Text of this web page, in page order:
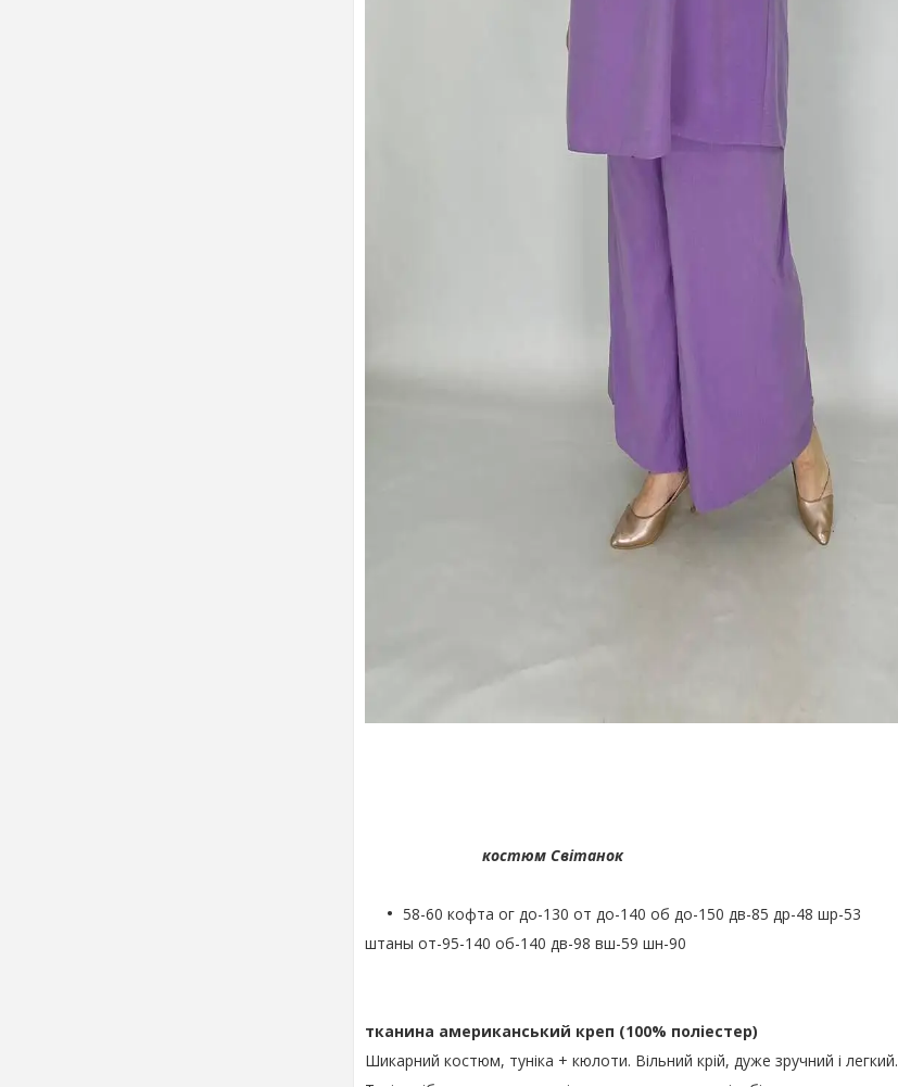
костюм Світанок
58-60 кофта ог до-130 от до-140 об до-150 дв-85 др-48 шр-53
штаны от-95-140 об-140 дв-98 вш-59 шн-90
тканина американський креп (100% поліестер)
Шикарний костюм, туніка + кюлоти. Вільний крій, дуже зручний і легкий.